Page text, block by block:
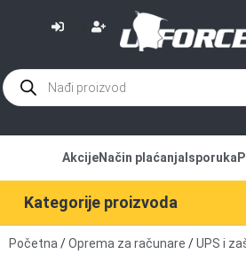
Kategorije proizvoda
AkcijeNačin plaćanja Isporuka
Početna /Oprema za računare /UPS i